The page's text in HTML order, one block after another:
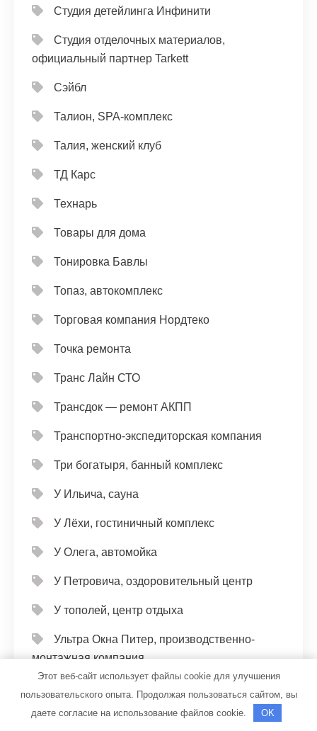
Студия детейлинга Инфинити
Студия отделочных материалов,
официальный партнер Tarkett
Сэйбл
Талион, SPA-комплекс
Талия, женский клуб
ТД Карс
Технарь
Товары для дома
Тонировка Бавлы
Топаз, автокомплекс
Торговая компания Нордтеко
Точка ремонта
Транс Лайн СТО
Трансдок — ремонт АКПП
Транспортно-экспедиторская компания
Три богатыря, банный комплекс
У Ильича, сауна
У Лёхи, гостиничный комплекс
У Олега, автомойка
У Петровича, оздоровительный центр
У тополей, центр отдыха
Ультра Окна Питер, производственно-
монтажная компания
Универсал, автомойка
Этот веб-сайт использует файлы cookie для улучшения
пользовательского опыта. Продолжая пользоваться сайтом, вы
даете согласие на использование файлов cookie.
OK